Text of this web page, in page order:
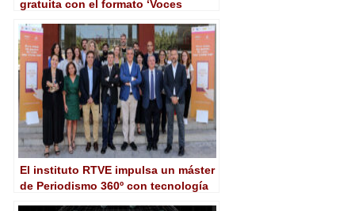
gratuita con el formato ‘Voces
El instituto RTVE impulsa un máster
de Periodismo 360º con tecnología